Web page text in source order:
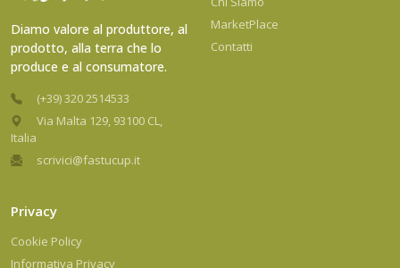
Diamo valore al produttore, al
prodotto, alla terra che lo
produce e al consumatore.
(+39) 320 2514533
Via Malta 129, 93100 CL,
Italia
scrivici@fastucup.it
MarketPlace
Contatti
Privacy
Cookie Policy
Informativa Privacy